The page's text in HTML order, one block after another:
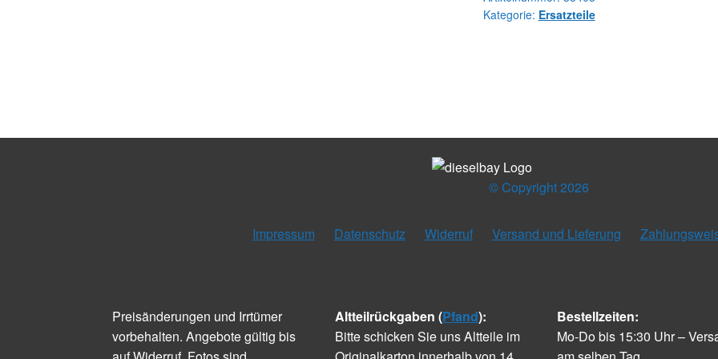
&
Kategorie: Ersatzteile
© Copyright 2026
Impressum Datenschutz Widerruf Versand und Lieferung
Preisänderungen und Irrtümer
vorbehalten. Angebote gültig bis
Altteilrückgaben (Pfand):
Bitte schicken Sie uns Altteile im
Bestellzeiten:
Mo-Do bis 15:30 Uhr –